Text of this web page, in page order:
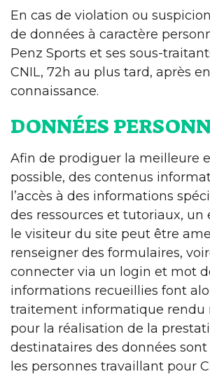
En cas de violation ou
de données à caractère
Penz Sports et ses sous-
CNIL, 72h au plus tard, après
connaissance.
DONNÉES
Afin de prodiguer la meilleure
possible, des contenus
l’accès à des informations
des ressources et tutoriaux, un
le visiteur du site peut être
renseigner des formulaires,
connecter via un login et mot
informations recueillies font
traitement informatique rendu
pour la réalisation de la
destinataires des données
les personnes travaillant pour